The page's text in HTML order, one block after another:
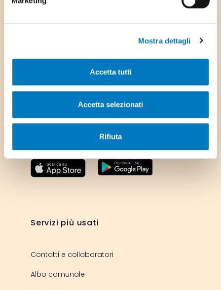
Mostra dettagli
Accetta tutti
Accetta selezionati
Rifiuta
Servizi più usati
Contatti e collaboratori
Albo comunale